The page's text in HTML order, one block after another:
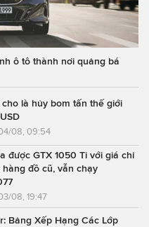
ô tô thành nơi quảng bá
là hủy bom tấn thế giới
08, 09:54
được GTX 1050 Ti với giá chỉ
hàng đồ cũ, vẫn chạy
08, 19:47
Bảng Xếp Hạng Các Lớp